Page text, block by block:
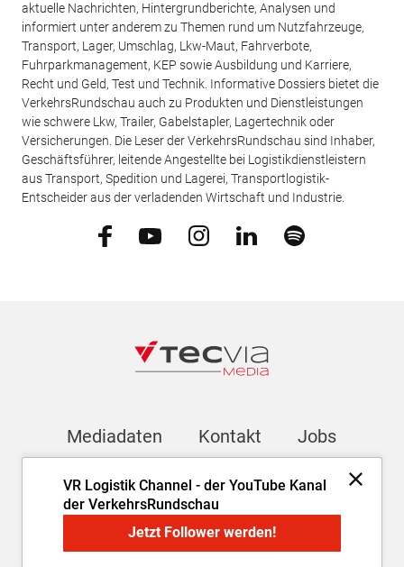
VR Logistik Channel - der YouTube Kanal
der VerkehrsRundschau
Jetzt Follower werden!
aktuelle Nachrichten, Hintergrundberichte, Analysen und
informiert unter anderem zu Themen rund um Nutzfahrzeuge,
Transport, Lager, Umschlag, Lkw-Maut, Fahrverbote,
Fuhrparkmanagement, KEP sowie Ausbildung und Karriere,
Recht und Geld, Test und Technik. Informative Dossiers bietet die
VerkehrsRundschau auch zu Produkten und Dienstleistungen
wie schwere Lkw, Trailer, Gabelstapler, Lagertechnik oder
Versicherungen. Die Leser der VerkehrsRundschau sind Inhaber,
Geschäftsführer, leitende Angestellte bei Logistikdienstleistern
aus Transport, Spedition und Lagerei, Transportlogistik-
Entscheider aus der verladenden Wirtschaft und Industrie.
Mediadaten Kontakt Jobs
Newsletter